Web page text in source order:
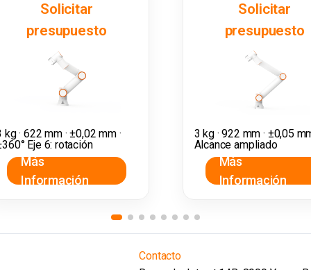
Solicitar
presupuesto
kg · 622 mm · ±0,02 mm ·
Eje 6: rotación
Más
Información
Solicitar
presupuesto
3 kg · 922 mm · ±0,05
Alcance ampliado
Más
Información
Contacto